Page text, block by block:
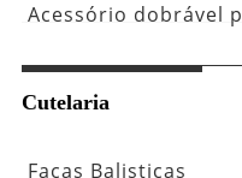
Acessório dobrável
Cutelaria
Facas Balisticas